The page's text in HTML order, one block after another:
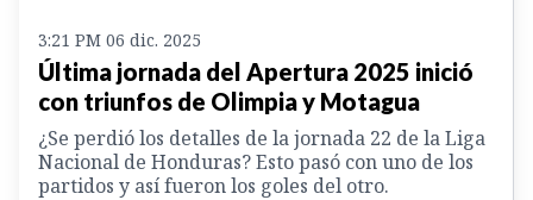
3:21 PM 06 dic. 2025
Última jornada del Apertura 2025 inició
con triunfos de Olimpia y Motagua
¿Se perdió los detalles de la jornada 22 de la Liga
Nacional de Honduras? Esto pasó con uno de los
partidos y así fueron los goles del otro.